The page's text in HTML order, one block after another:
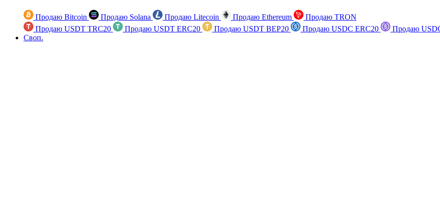
Продаю Bitcoin Продаю Solana Продаю Litecoin Продаю Ethereum
Продаю TRON
Продаю USDT TRC20
Продаю USDT ERC20 Продаю USDT BEP20 Продаю USDC ERC20
Продаю
Своп.